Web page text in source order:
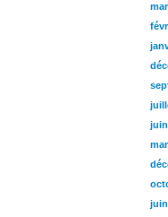
juin
juin